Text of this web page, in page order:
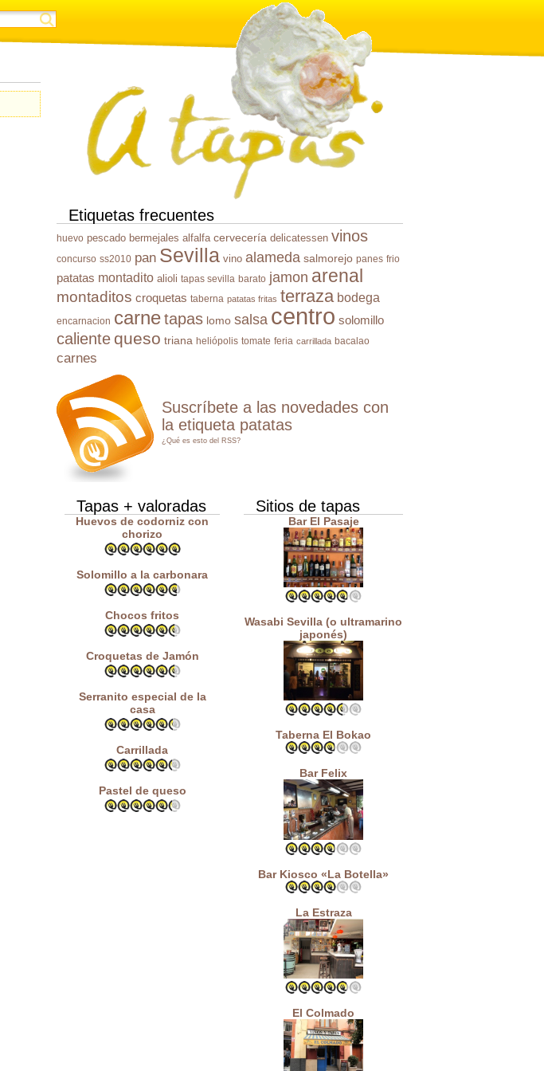
Etiquetas frecuentes
huevo pescado bermejales alfalfa cervecería delicatessen vinos
concurso ss2010 pan Sevilla vino alameda salmorejo panes frio
patatas montadito alioli tapas sevilla barato jamon arenal
montaditos croquetas taberna patatas fritas terraza bodega
encarnacion carnetapas lomo salsa centro solomillo
caliente queso triana heliópolis tomate feria carrillada bacalao
carnes
Suscríbete a las novedades con
la etiqueta patatas
¿Qué es esto del RSS?
Tapas + valoradas
Huevos de codorniz con
chorizo
Solomillo a la carbonara
Chocos fritos
Croquetas de Jamón
Serranito especial de la
casa
Carrillada
Pastel de queso
Sitios de tapas
Bar El Pasaje
Wasabi Sevilla (o ultramarino
japonés)
Taberna El Bokao
Bar Felix
Bar Kiosco «La Botella»
La Estraza
El Colmado